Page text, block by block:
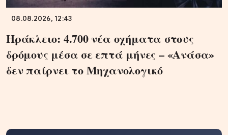
08.08.2026, 12:43
Ηράκλειο: 4.700 νέα οχήματα στους
δρόμους μέσα σε επτά μήνες – «Ανάσα»
δεν παίρνει το Μηχανολογικό